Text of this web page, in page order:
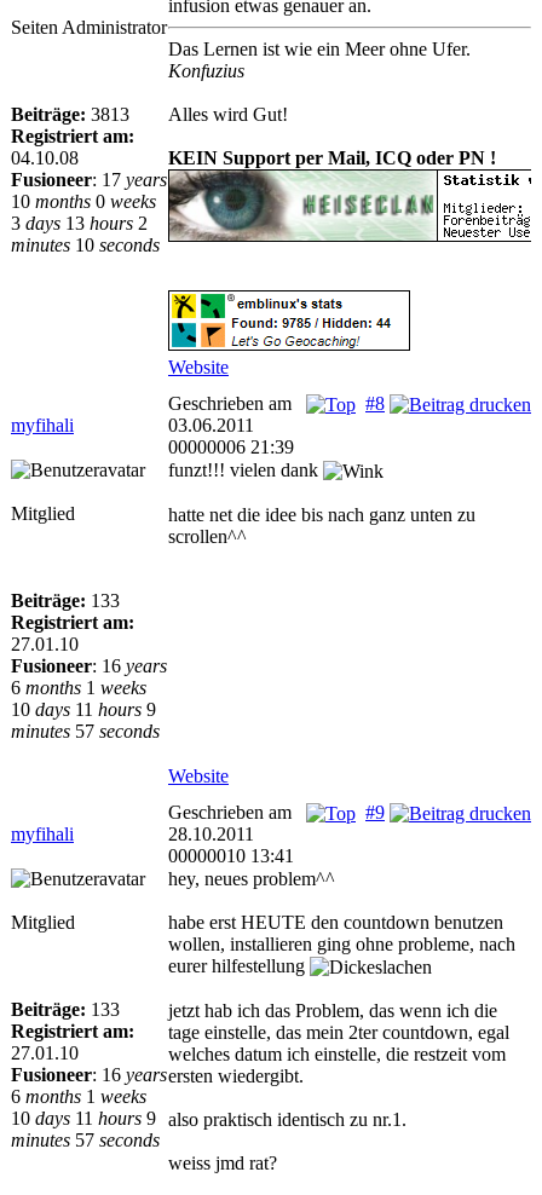
Seiten Administrator
Beiträge: 3813
Registriert am:
04.10.08
Fusioneer: 17 years
10 months 0 weeks
3 days 13 hours 2
minutes 10 seconds
infusion etwas genauer an.
Das Lernen ist wie ein Meer ohne Ufer.
Konfuzius
Alles wird Gut!
KEIN Support per Mail, ICQ oder PN !
Website
myfihali
#8
Geschrieben am
03.06.2011
00000006 21:39
Mitglied
Beiträge: 133
Registriert am:
27.01.10
Fusioneer: 16 years
6 months 1 weeks
10 days 11 hours 9
minutes 57 seconds
funzt!!! vielen dank
hatte net die idee bis nach ganz unten zu
scrollen^^
Website
myfihali
#9
Geschrieben am
28.10.2011
00000010 13:41
Mitglied
Beiträge: 133
Registriert am:
27.01.10
Fusioneer: 16 years
6 months 1 weeks
10 days 11 hours 9
minutes 57 seconds
hey, neues problem^^
habe erst HEUTE den countdown benutzen
wollen, installieren ging ohne probleme, nach
eurer hilfestellung
jetzt hab ich das Problem, das wenn ich die
tage einstelle, das mein 2ter countdown, egal
welches datum ich einstelle, die restzeit vom
ersten wiedergibt.
also praktisch identisch zu nr.1.
weiss jmd rat?